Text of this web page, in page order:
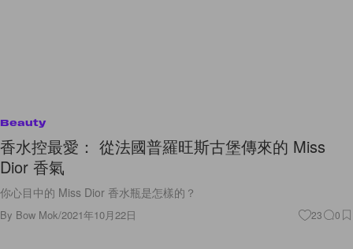
Beauty
香水控最愛： 從法國普羅旺斯古堡傳來的 Miss
Dior 香氣
你心目中的 Miss Dior 香水瓶是怎樣的？
By Bow Mok/2021年10月22日 23 0